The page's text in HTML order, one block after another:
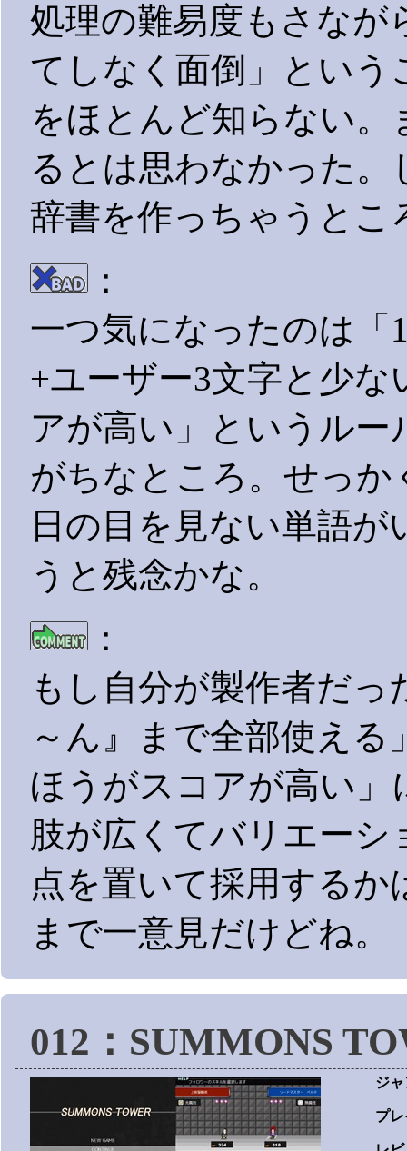
処理の難易度もさなが
てしなく面倒」という
をほとんど知らない
るとは思わなかった
辞書を作っちゃうとこ
：
一つ気になったのは「
+ユーザー3文字と少
アが高い」というル
がちなところ。せっか
日の目を見ない単語
うと残念かな。
：
もし自分が製作者だ
～ん』まで全部使え
ほうがスコアが高い
肢が広くてバリエー
点を置いて採用する
まで一意見だけどね。
012：SUMMONS
ジ
プ